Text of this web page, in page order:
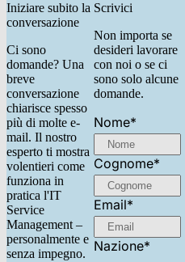
Iniziare subito la
conversazione
Ci sono
domande? Una
breve
conversazione
chiarisce spesso
più di molte e-
mail. Il nostro
esperto ti mostra
volentieri come
funziona in
pratica l'IT
Service
Management –
personalmente e
senza impegno.
Scrivici
Non importa se
desideri lavorare
con noi o se ci
sono solo alcune
domande.
Nome*
Cognome*
Email*
Nazione*